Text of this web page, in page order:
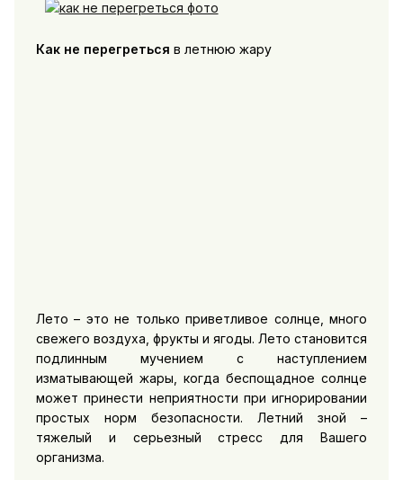
Как не перегреться в летнюю жару
Лето – это не только приветливое солнце, много
свежего воздуха, фрукты и ягоды. Лето становится
подлинным мучением с наступлением
изматывающей жары, когда беспощадное солнце
может принести неприятности при игнорировании
простых норм безопасности. Летний зной –
тяжелый и серьезный стресс для Вашего
организма.